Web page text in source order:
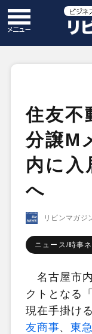
住友不
分譲M
内に入
へ
リビンマガジ
ニュース/時事
名古屋市
クトとなる
現在手掛ける
友商事、東